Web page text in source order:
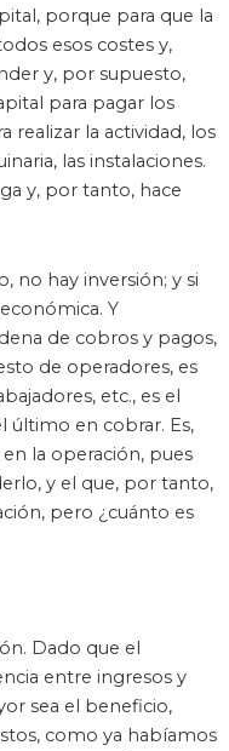
porque para que la
esos costes y,
y, por supuesto,
para pagar los
realizar la actividad, los
las instalaciones.
y, por tanto, hace
no hay inversión; y si
Y
de cobros y pagos,
de operadores, es
etc., es el
último en cobrar. Es,
la operación, pues
y el que, por tanto,
pero ¿cuánto es
Dado que el
entre ingresos y
sea el beneficio,
como ya habíamos